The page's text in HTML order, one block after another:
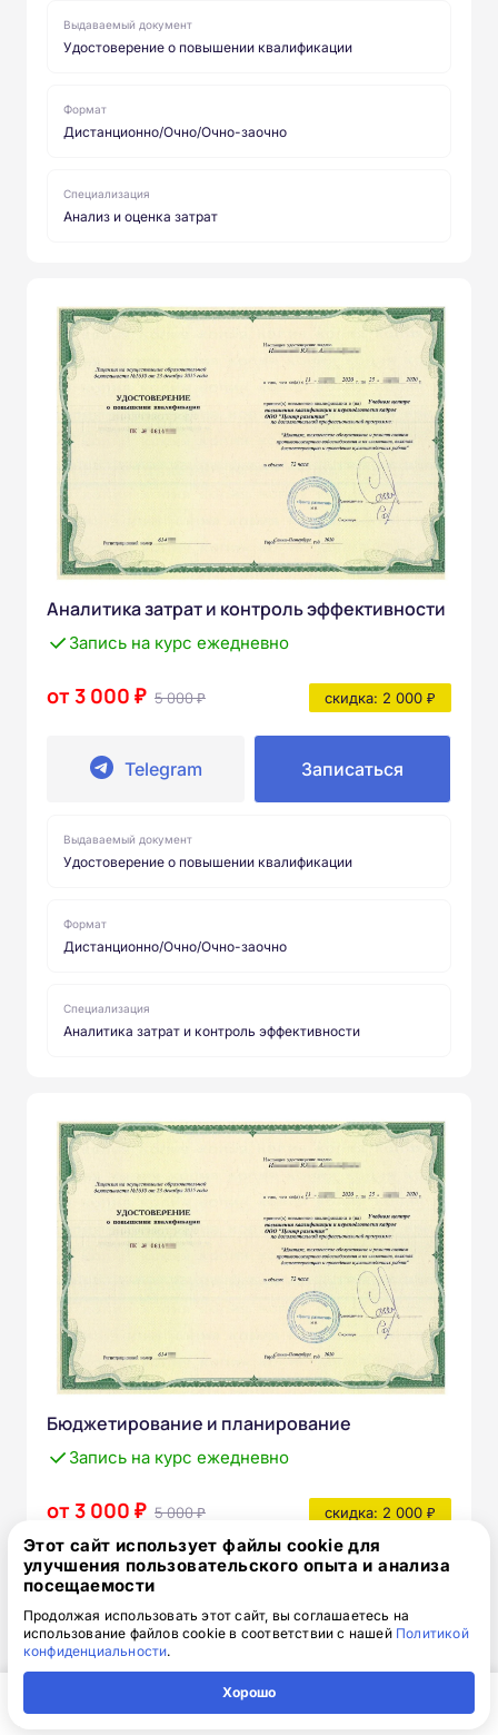
Выдаваемый документ
Удостоверение о повышении квалификации
Формат
Дистанционно/Очно/Очно-заочно
Специализация
Анализ и оценка затрат
Аналитика затрат и контроль эффективности
Запись на курс ежедневно
от 3 000 ₽ 5 000 ₽ скидка: 2 000 ₽
Telegram Записаться
Выдаваемый документ
Удостоверение о повышении квалификации
Формат
Дистанционно/Очно/Очно-заочно
Специализация
Аналитика затрат и контроль эффективности
Бюджетирование и планирование
Запись на курс ежедневно
от 3 000 ₽ 5 000 ₽ скидка: 2 000 ₽
Telegram
Выдаваемый документ
Удостоверение о повышении квалификации
Этот сайт использует файлы cookie для
улучшения пользовательского опыта и анализа
посещаемости
Продолжая использовать этот сайт, вы соглашаетесь на
использование файлов cookie в соответствии с нашей Политикой
конфиденциальности.
Хорошо